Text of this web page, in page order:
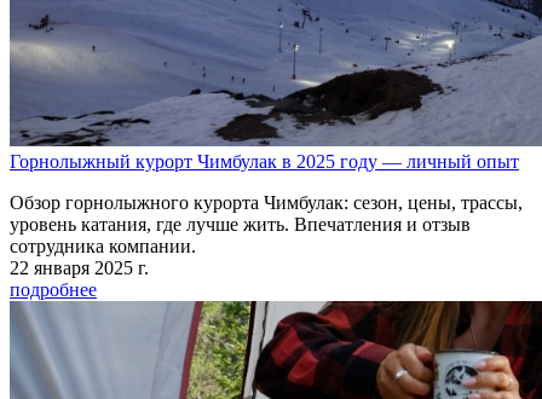
Горнолыжный курорт Чимбулак в 2025 году — личный опыт
Обзор горнолыжного курорта Чимбулак: сезон, цены, трассы,
уровень катания, где лучше жить. Впечатления и отзыв
сотрудника компании.
22 января 2025 г.
подробнее